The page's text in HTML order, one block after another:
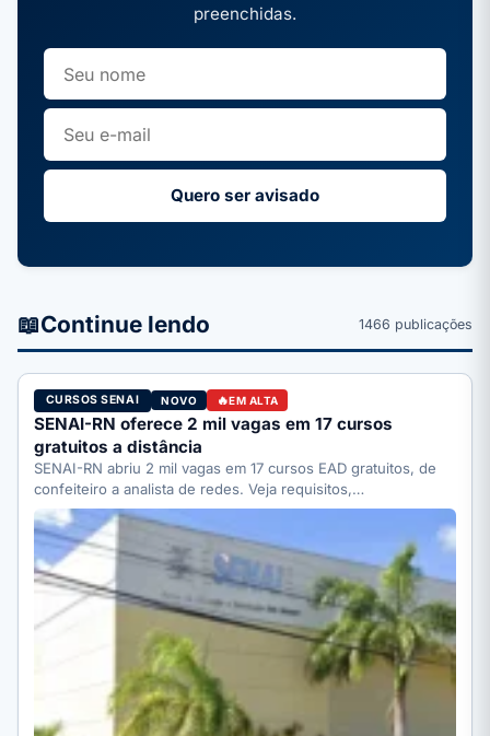
preenchidas.
Quero ser avisado
📖Continue lendo 1466 publicações
CURSOS SENAI NOVO EM ALTA
SENAI-RN oferece 2 mil vagas em 17 cursos
gratuitos a distância
SENAI-RN abriu 2 mil vagas em 17 cursos EAD gratuitos, de
confeiteiro a analista de redes. Veja requisitos,…